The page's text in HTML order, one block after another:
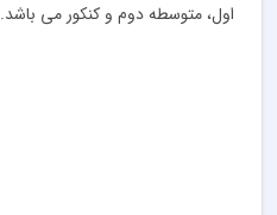
اول، متوسطه دوم و کنکور می باشد.